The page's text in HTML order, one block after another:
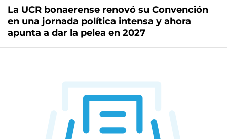
La UCR bonaerense renovó su Convención
en una jornada política intensa y ahora
apunta a dar la pelea en 2027